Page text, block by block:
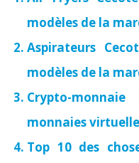
modèles de la
Aspirateurs
modèles de la
Crypto-
monnaies
Top 10 des